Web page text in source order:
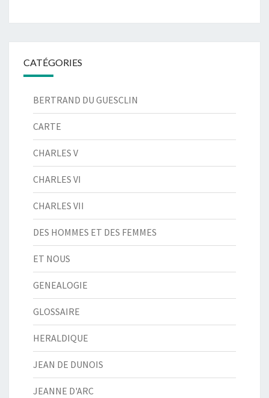
CATÉGORIES
BERTRAND DU GUESCLIN
CARTE
CHARLES V
CHARLES VI
CHARLES VII
DES HOMMES ET DES FEMMES
ET NOUS
GENEALOGIE
GLOSSAIRE
HERALDIQUE
JEAN DE DUNOIS
JEANNE D'ARC